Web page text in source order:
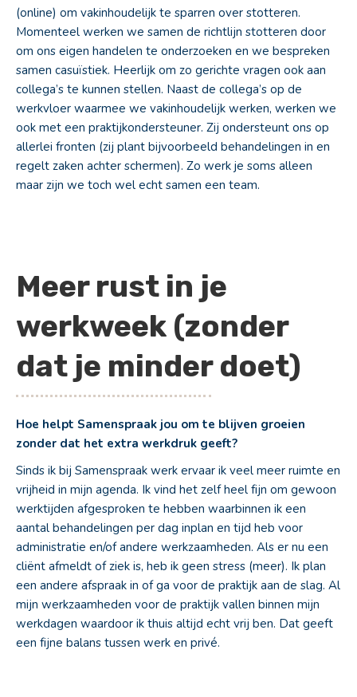
(online) om vakinhoudelijk te sparren over stotteren.
Momenteel werken we samen de richtlijn stotteren door
om ons eigen handelen te onderzoeken en we bespreken
samen casuïstiek. Heerlijk om zo gerichte vragen ook aan
collega’s te kunnen stellen. Naast de collega’s op de
werkvloer waarmee we vakinhoudelijk werken, werken we
ook met een praktijkondersteuner. Zij ondersteunt ons op
allerlei fronten (zij plant bijvoorbeeld behandelingen in en
regelt zaken achter schermen). Zo werk je soms alleen
maar zijn we toch wel echt samen een team.
Meer rust in je
werkweek (zonder
dat je minder doet)
Hoe helpt Samenspraak jou om te blijven groeien
zonder dat het extra werkdruk geeft?
Sinds ik bij Samenspraak werk ervaar ik veel meer ruimte en
vrijheid in mijn agenda. Ik vind het zelf heel fijn om gewoon
werktijden afgesproken te hebben waarbinnen ik een
aantal behandelingen per dag inplan en tijd heb voor
administratie en/of andere werkzaamheden. Als er nu een
cliënt afmeldt of ziek is, heb ik geen stress (meer). Ik plan
een andere afspraak in of ga voor de praktijk aan de slag. Al
mijn werkzaamheden voor de praktijk vallen binnen mijn
werkdagen waardoor ik thuis altijd echt vrij ben. Dat geeft
een fijne balans tussen werk en privé.